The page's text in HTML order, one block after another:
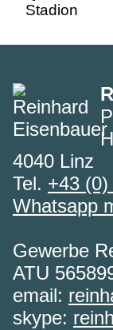
4040 Linz
Tel. +43
Whatsapp
Gewerbe
ATU
email:
skype: